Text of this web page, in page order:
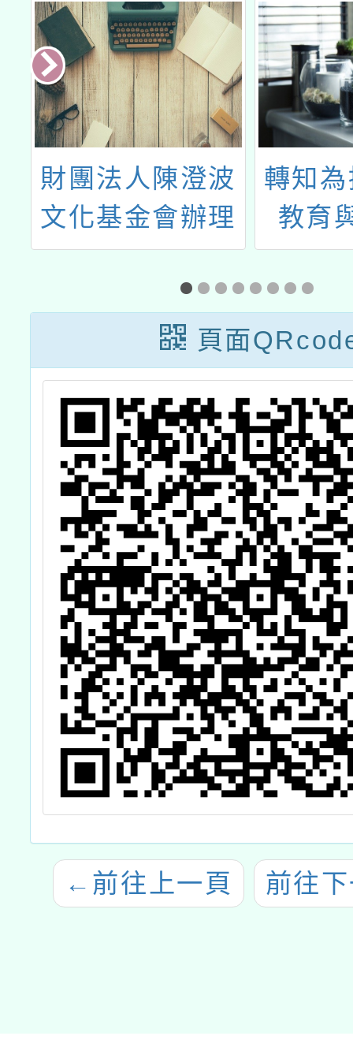
財團法人陳澄波
文化基金會辦理
「集合！
RENDEZVOUS
金頭腦大挑戰」
線上競賽一案
轉知
教育
育，
好愛
114
及31
動物
們有
——
角，
理新
頁面
← 前往上一頁 前往